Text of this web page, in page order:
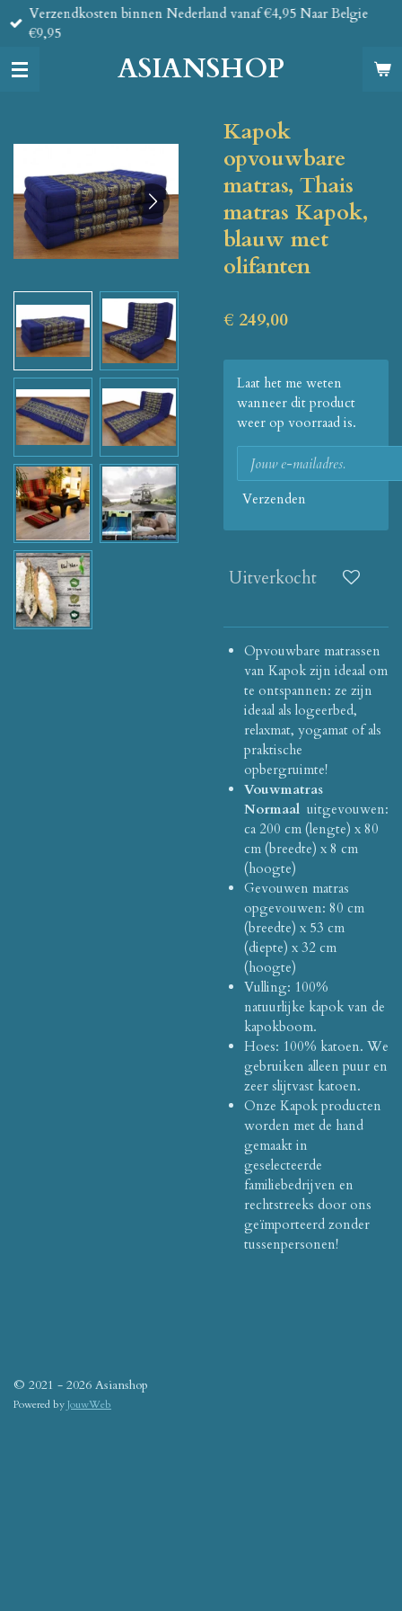
Ga
direct
de
ASIANSHOP
Verzendkosten binnen Nederland vanaf €4,95 Naar Belgie
€9,95
Kapok
opvouwbare
matras, Thais
matras Kapok,
blauw met
olifanten
€ 249,00
Laat het me weten
wanneer dit product
weer op voorraad is.
Verzenden
Uitverkocht
Opvouwbare matrassen
van Kapok zijn ideaal om
te ontspannen: ze zijn
ideaal als logeerbed,
relaxmat, yogamat of als
praktische
opbergruimte!
Vouwmatras
Normaal uitgevouwen:
ca 200 cm (lengte) x 80
cm (breedte) x 8 cm
(hoogte)
Gevouwen matras
opgevouwen: 80 cm
(breedte) x 53 cm
(diepte) x 32 cm
(hoogte)
Vulling: 100%
natuurlijke kapok van de
kapokboom.
Hoes: 100% katoen. We
gebruiken alleen puur en
zeer slijtvast katoen.
Onze Kapok producten
worden met de hand
gemaakt in
geselecteerde
familiebedrijven en
rechtstreeks door ons
geïmporteerd zonder
tussenpersonen!
© 2021 - 2026 Asianshop
Powered byJouwWeb